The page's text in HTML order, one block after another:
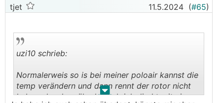
897_4#563253
gute Ideen, für eine Nachrüstvariante, die evtl. sogar
auch für die Masse tauglich sein könnte.
Was gibt es fertiges am Markt?
A. KWL-Geräte mit aktiver Heizung/Kühlung:
tjet 11.5.2024 (#65)
. .
uzi10 schrieb:
Normalerweis so is bei meiner poloair kannst die
temp verändern und dann rennt der rotor nicht
hab auch schon überlegt ob ich direkt mit einen